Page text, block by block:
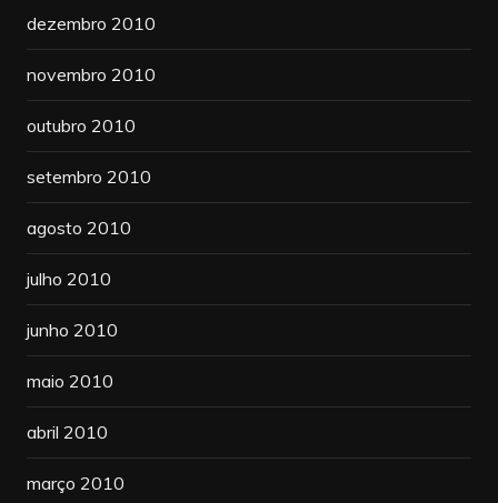
dezembro 2010
novembro 2010
outubro 2010
setembro 2010
agosto 2010
julho 2010
junho 2010
maio 2010
abril 2010
março 2010